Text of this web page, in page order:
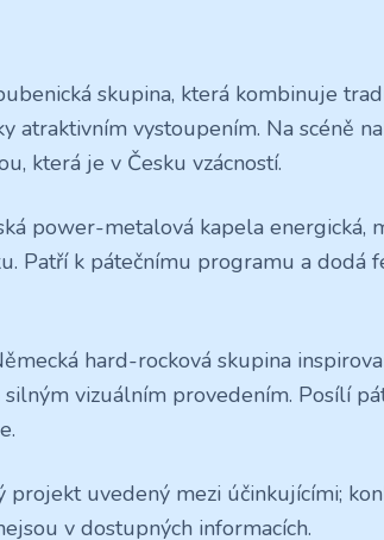
skupina, která kombinuje
atraktivním vystoupením. Na scéně
která je v Česku vzácností.
power-metalová kapela energická,
Patří k pátečnímu programu a dodá
hard-rocková skupina
vizuálním provedením. Posílí
projekt uvedený mezi účinkujícími;
v dostupných informacích.